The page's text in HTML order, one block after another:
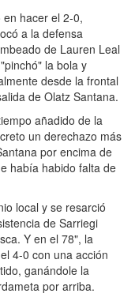
hacer el 2-0,
a la defensa
de Lauren Leal
la bola y
desde la frontal
de Olatz Santana.
añadido de la
un derechazo más
por encima de
había habido falta de
local y se resarció
de Sarriegi
Y en el 78", la
4-0 con una acción
ganándole la
por arriba.